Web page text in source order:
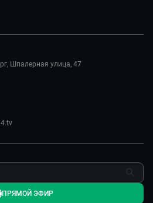
Шпалерная улица, 47
ПРЯМОЙ ЭФИР